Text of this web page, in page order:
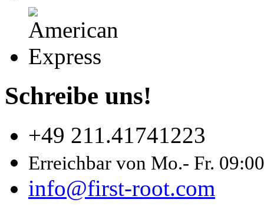
Schreibe uns!
+49 211.41741223
Erreichbar von Mo.- Fr.
info@first-root.com